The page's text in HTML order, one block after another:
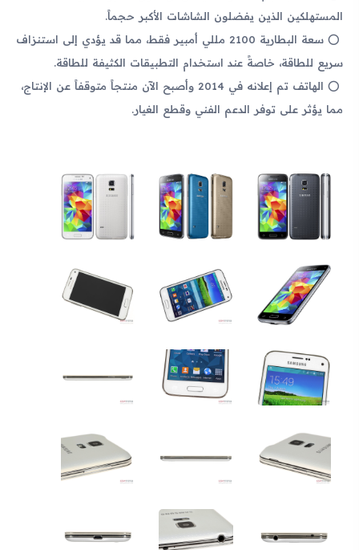
المستهلكين الذين يفضلون الشاشات الأكبر حجماً.
سعة البطارية 2100 مللي أمبير فقط، مما قد يؤدي إلى استنزاف
سريع للطاقة، خاصةً عند استخدام التطبيقات الكثيفة للطاقة.
الهاتف تم إعلانه في 2014 وأصبح الآن منتجاً متوقفاً عن الإنتاج،
مما يؤثر على توفر الدعم الفني وقطع الغيار.